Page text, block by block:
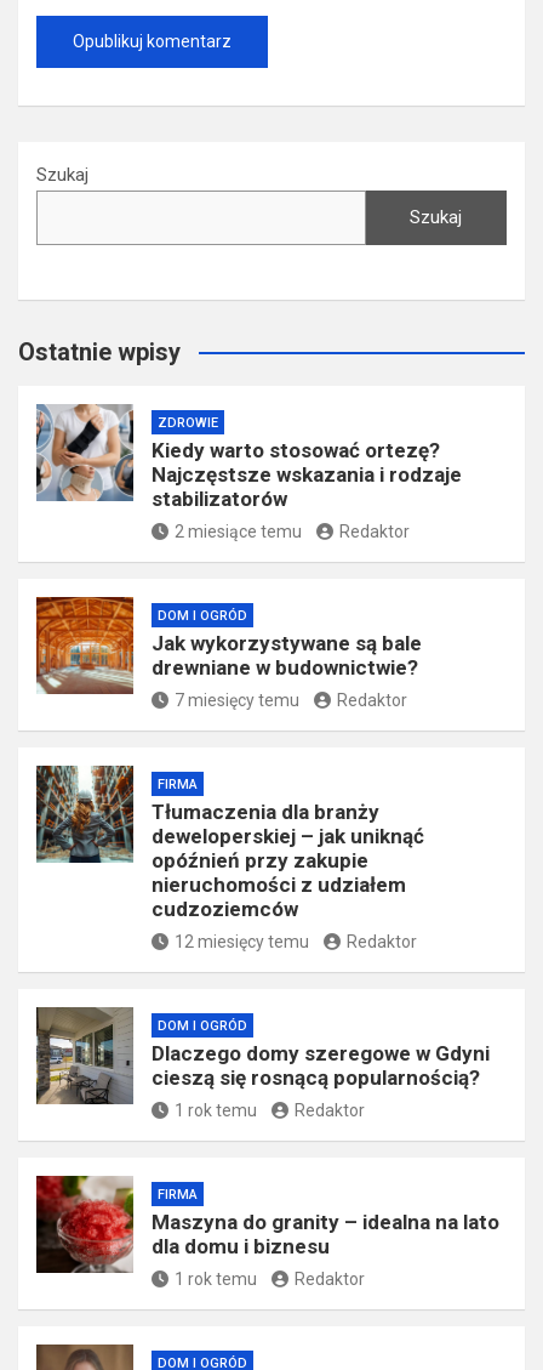
Szukaj
Szukaj
Ostatnie wpisy
ZDROWIE
Kiedy warto stosować ortezę?
Najczęstsze wskazania i rodzaje
stabilizatorów
2 miesiące temu Redaktor
DOM I OGRÓD
Jak wykorzystywane są bale
drewniane w budownictwie?
7 miesięcy temu Redaktor
FIRMA
Tłumaczenia dla branży
deweloperskiej – jak uniknąć
opóźnień przy zakupie
nieruchomości z udziałem
cudzoziemców
12 miesięcy temu Redaktor
DOM I OGRÓD
Dlaczego domy szeregowe w Gdyni
cieszą się rosnącą popularnością?
1 rok temu Redaktor
FIRMA
​Maszyna do granity – idealna na lato
dla domu i biznesu
1 rok temu Redaktor
DOM I OGRÓD